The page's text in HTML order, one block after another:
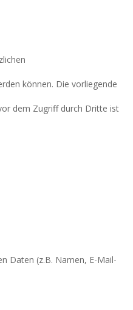
können. Die vorliegende
dem Zugriff durch Dritte ist
Daten (z.B. Namen, E-Mail-